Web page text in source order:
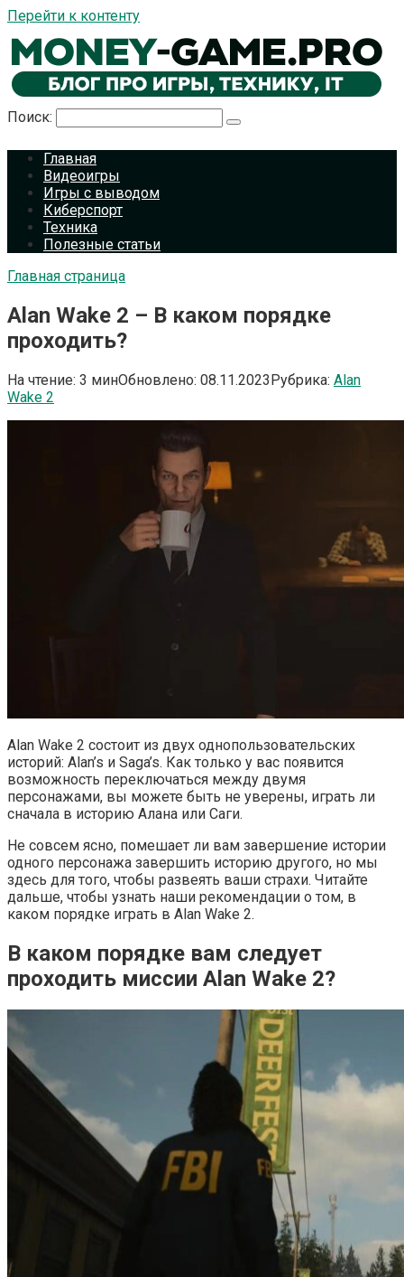
Перейти к контенту
Поиск:
Главная
Видеоигры
Игры с выводом
Киберспорт
Техника
Полезные статьи
Главная страница
Alan Wake 2 – В каком порядке
проходить?
На чтение: 3 минОбновлено: 08.11.2023Рубрика: Alan
Wake 2
Alan Wake 2 состоит из двух однопользовательских
историй: Alan’s и Saga’s. Как только у вас появится
возможность переключаться между двумя
персонажами, вы можете быть не уверены, играть ли
сначала в историю Алана или Саги.
Не совсем ясно, помешает ли вам завершение истории
одного персонажа завершить историю другого, но мы
здесь для того, чтобы развеять ваши страхи. Читайте
дальше, чтобы узнать наши рекомендации о том, в
каком порядке играть в Alan Wake 2.
В каком порядке вам следует
проходить миссии Alan Wake 2?